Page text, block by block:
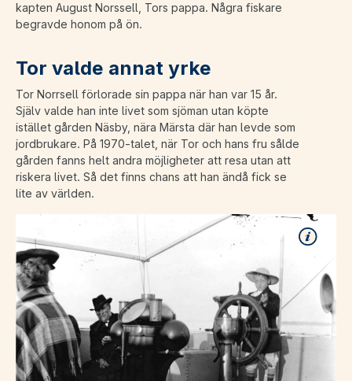
kapten August Norssell, Tors pappa. Några fiskare
begravde honom på ön.
Tor valde annat yrke
Tor Norrsell förlorade sin pappa när han var 15 år.
Själv valde han inte livet som sjöman utan köpte
istället gården Näsby, nära Märsta där han levde som
jordbrukare. På 1970-talet, när Tor och hans fru sålde
gården fanns helt andra möjligheter att resa utan att
riskera livet. Så det finns chans att han ändå fick se
lite av världen.